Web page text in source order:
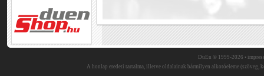
DuEn © 1999-2026 •
A honlap eredeti tartalma, illetve oldalainak bármilyen alkotóeleme (szöveg,